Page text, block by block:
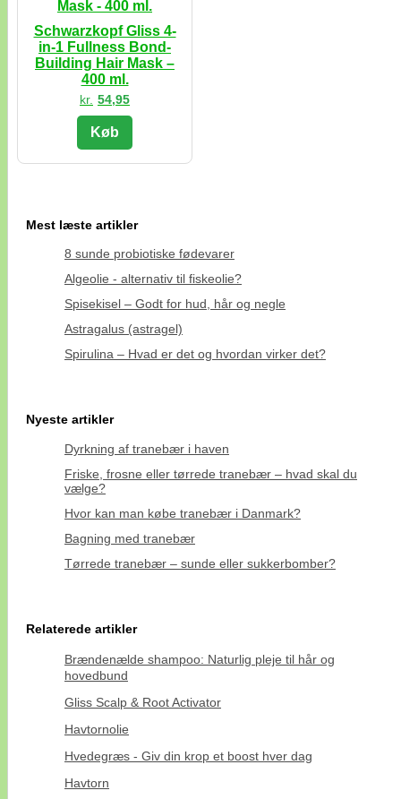
Schwarzkopf Gliss 4-
in-1 Fullness Bond-
Building Hair Mask –
400 ml.
kr. 54,95
Køb
Mest læste artikler
8 sunde probiotiske fødevarer
Algeolie - alternativ til fiskeolie?
Spisekisel – Godt for hud, hår og negle
Astragalus (astragel)
Spirulina – Hvad er det og hvordan virker det?
Nyeste artikler
Dyrkning af tranebær i haven
Friske, frosne eller tørrede tranebær – hvad skal du
vælge?
Hvor kan man købe tranebær i Danmark?
Bagning med tranebær
Tørrede tranebær – sunde eller sukkerbomber?
Relaterede artikler
Brændenælde shampoo: Naturlig pleje til hår og
hovedbund
Gliss Scalp & Root Activator
Havtornolie
Hvedegræs - Giv din krop et boost hver dag
Havtorn